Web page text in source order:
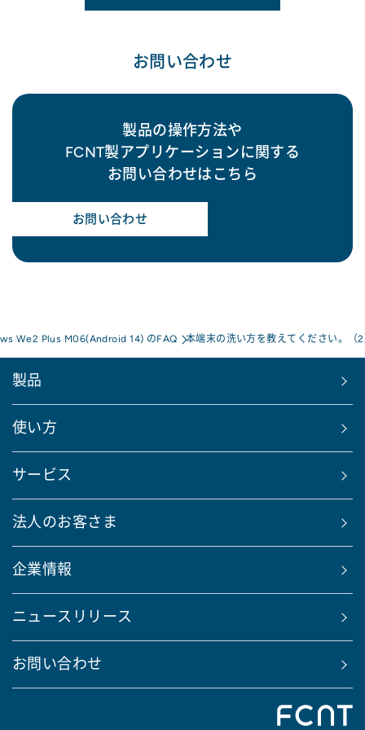
お問い合わせ
製品の操作方法や
FCNT製アプリケーションに関する
お問い合わせはこちら
お問い合わせ
We2 Plus M06(Android 14) のFAQ 本端末の洗い方を教えてください。（
製品
使い方
サービス
法人のお客さま
企業情報
ニュースリリース
お問い合わせ